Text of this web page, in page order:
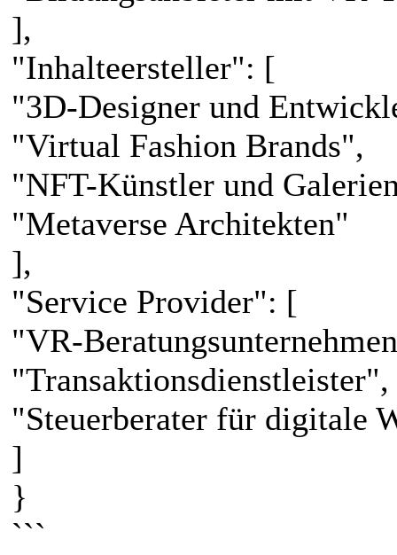
],
"Inhalteersteller": [
"3D-Designer und
"Virtual Fashion Brands",
"NFT-Künstler und
"Metaverse Architekten"
],
"Service Provider": [
"VR-
"Transaktionsdienstleister",
"Steuerberater für digitale
]
}
```